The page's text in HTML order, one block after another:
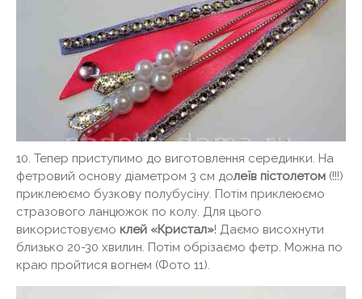
10. Тепер приступимо до виготовлення серединки. На
фетровий основу діаметром 3 см долеїв пістолетом (!!!)
приклеюємо бузкову полубусіну. Потім приклеюємо
стразового ланцюжок по колу. Для цього
використовуємо клей «Кристал»! Даємо висохнути
близько 20-30 хвилин. Потім обрізаємо фетр. Можна по
краю пройтися вогнем (Фото 11).